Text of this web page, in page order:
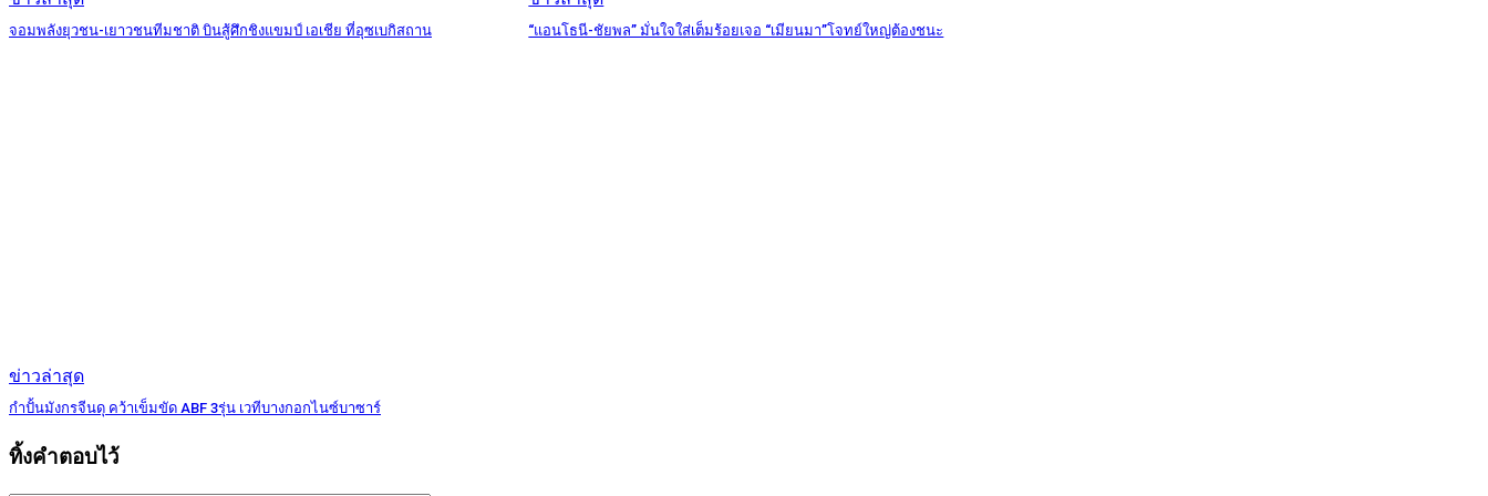
จอมพลังยุวชน-เยาวชนทีมชาติ บินสู้ศึกชิงแขมป์ เอเชีย ที่อุซเบกิสถาน “แอนโธนี-ชัยพล” มั่นใจใส่เต็มร้อยเจอ “เมียนมา”โจทย์ใหญ่ต้องชนะ
ข่าวล่าสุด
กำปั้นมังกรจีนดุ คว้าเข็มขัด ABF 3รุ่น เวทีบางกอกไนซ์บาซาร์
ทิ้งคำตอบไว้